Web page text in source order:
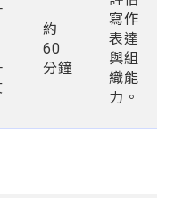
約
60
分鐘
寫作
表達
與組
織能
力。